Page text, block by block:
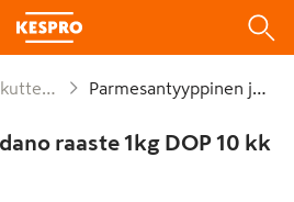
Parmesantyyppinen juusto
raaste 1kg DOP 10 kk